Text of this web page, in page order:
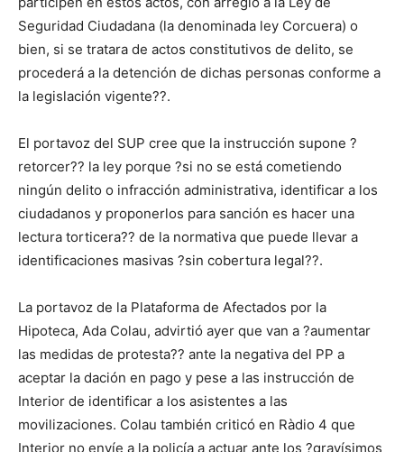
Seguridad Ciudadana (la denominada ley Corcuera) o
bien, si se tratara de actos constitutivos de delito, se
procederá a la detención de dichas personas conforme a
la legislación vigente??.
El portavoz del SUP cree que la instrucción supone ?
retorcer?? la ley porque ?si no se está cometiendo
ningún delito o infracción administrativa, identificar a los
ciudadanos y proponerlos para sanción es hacer una
lectura torticera?? de la normativa que puede llevar a
identificaciones masivas ?sin cobertura legal??.
La portavoz de la Plataforma de Afectados por la
Hipoteca, Ada Colau, advirtió ayer que van a ?aumentar
las medidas de protesta?? ante la negativa del PP a
aceptar la dación en pago y pese a las instrucción de
Interior de identificar a los asistentes a las
movilizaciones. Colau también criticó en Ràdio 4 que
Interior no envíe a la policía a actuar ante los ?gravísimos